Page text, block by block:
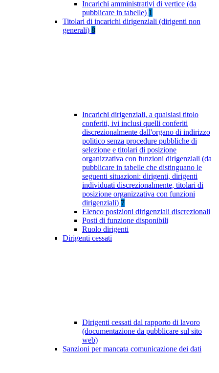
Incarichi amministrativi di vertice (da
pubblicare in tabelle) 1
Titolari di incarichi dirigenziali (dirigenti non
generali) 8
Incarichi dirigenziali, a qualsiasi titolo
conferiti, ivi inclusi quelli conferiti
discrezionalmente dall'organo di indirizzo
politico senza procedure pubbliche di
selezione e titolari di posizione
organizzativa con funzioni dirigenziali (da
pubblicare in tabelle che distinguano le
seguenti situazioni: dirigenti, dirigenti
individuati discrezionalmente, titolari di
posizione organizzativa con funzioni
dirigenziali) 7
Elenco posizioni dirigenziali discrezionali
Posti di funzione disponibili
Ruolo dirigenti
Dirigenti cessati
Dirigenti cessati dal rapporto di lavoro
(documentazione da pubblicare sul sito
web)
Sanzioni per mancata comunicazione dei dati